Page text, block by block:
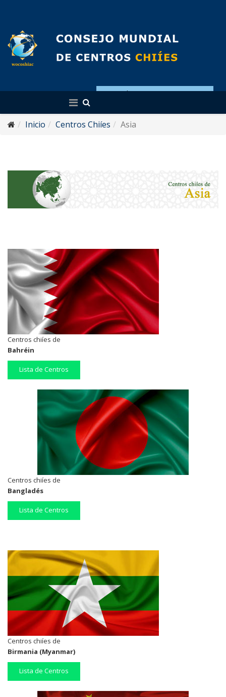
Español
Inicio Centros Chiíes Asia
Centros chiíes de
Bahréin
Lista de Centros
Centros chiíes de
Bangladés
Lista de Centros
Centros chiíes de
Birmania (Myanmar)
Lista de Centros